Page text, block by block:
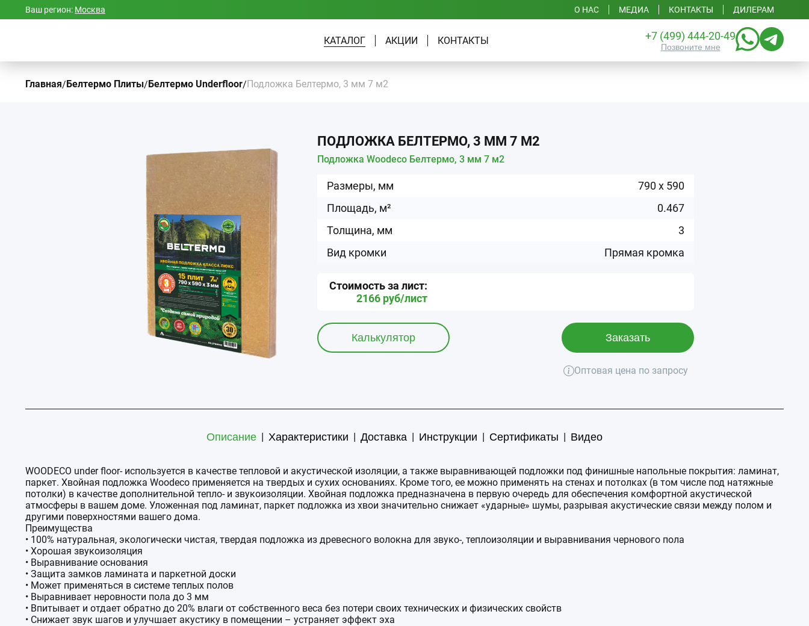
Ваш регион: Москва О НАС МЕДИА КОНТАКТЫ ДИЛЕРАМ
КАТАЛОГ АКЦИИ КОНТАКТЫ +7 (499) 444-20-49
Позвоните мне
Главная/Белтермо Плиты/Белтермо Underfloor/Подложка Белтермо, 3 мм 7 м2
ПОДЛОЖКА БЕЛТЕРМО, 3 ММ 7 М2
Подложка Woodeco Белтермо, 3 мм 7 м2
Размеры, мм 790 x 590
Площадь, м²
0.467
Толщина, мм
3
Вид кромки
Прямая кромка
Стоимость за лист:
2166 руб/лист
Калькулятор Заказать
Оптовая цена по запросу
Описание | Характеристики | Доставка | Инструкции | Сертификаты | Видео
WOODECO under floor- используется в качестве тепловой и акустической изоляции, а также выравнивающей подложки под финишные напольные покрытия: ламинат,
паркет. Хвойная подложка Woodeco применяется на твердых и сухих основаниях. Кроме того, ее можно применять на стенах и потолках (в том числе под натяжные
потолки) в качестве дополнительной тепло- и звукоизоляции. Хвойная подложка предназначена в первую очередь для обеспечения комфортной акустической
атмосферы в вашем доме. Уложенная под ламинат, паркет подложка из хвои значительно снижает «ударные» шумы, разрывая акустические связи между полом и
другими поверхностями вашего дома.
Преимущества
• 100% натуральная, экологически чистая, твердая подложка из древесного волокна для звуко-, теплоизоляции и выравнивания чернового пола
• Хорошая звукоизоляция
• Выравнивание основания
• Защита замков ламината и паркетной доски
• Может применяться в системе теплых полов
• Выравнивает неровности пола до 3 мм
• Впитывает и отдает обратно до 20% влаги от собственного веса без потери своих технических и физических свойств
• Снижает звук шагов и улучшает акустику в помещении – устраняет эффект эха